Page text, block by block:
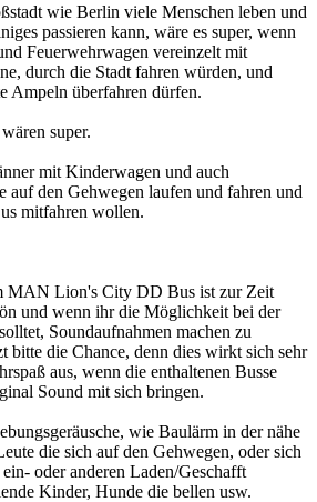
wie Berlin viele Menschen leben und
passieren kann, wäre es super, wenn
Feuerwehrwagen vereinzelt mit
durch die Stadt fahren würden, und
Ampeln überfahren dürfen.
super.
mit Kinderwagen und auch
auf den Gehwegen laufen und fahren und
mitfahren wollen.
MAN Lion's City DD Bus ist zur Zeit
und wenn ihr die Möglichkeit bei der
Soundaufnahmen machen zu
bitte die Chance, denn dies wirkt sich sehr
aus, wenn die enthaltenen Busse
Sound mit sich bringen.
wie Baulärm in der nähe
die sich auf den Gehwegen, oder sich
oder anderen Laden/Geschafft
Kinder, Hunde die bellen usw.